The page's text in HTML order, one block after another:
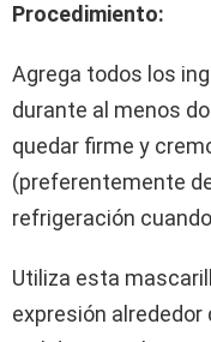
Procedimiento:
Agrega todos los
durante al menos
quedar firme y
(preferentemente
refrigeración
Utiliza esta
expresión alrededor